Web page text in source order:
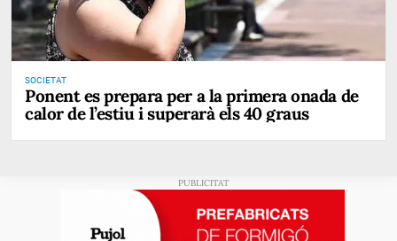
SOCIETAT
Ponent es prepara per a la primera onada de
calor de l’estiu i superarà els 40 graus